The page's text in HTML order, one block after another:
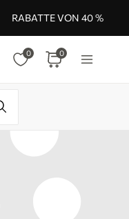
RABATTE VON 40 %
0 0